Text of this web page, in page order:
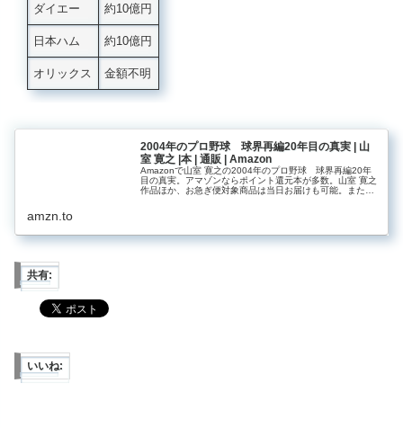
ダイエー 約10億円
日本ハム 約10億円
オリックス 金額不明
2004年のプロ野球 球界再編20年目の真実 | 山
室 寛之 |本 | 通販 | Amazon
Amazonで山室 寛之の2004年のプロ野球 球界再編20年
目の真実。アマゾンならポイント還元本が多数。山室 寛之
作品ほか、お急ぎ便対象商品は当日お届けも可能。また
amzn.to
共有:
いいね: